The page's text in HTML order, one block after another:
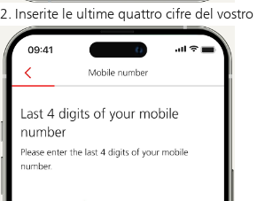
2. Inserite le ultime quattro cifre del vostro